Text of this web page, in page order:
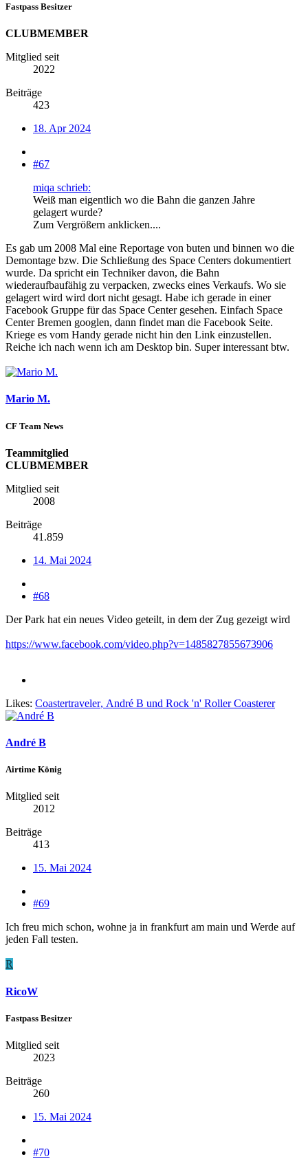
Fastpass Besitzer
CLUBMEMBER
Mitglied seit
2022
Beiträge
423
18. Apr 2024
#67
miqa schrieb:
Weiß man eigentlich wo die Bahn die ganzen Jahre
gelagert wurde?
Zum Vergrößern anklicken....
Es gab um 2008 Mal eine Reportage von buten und binnen wo die
Demontage bzw. Die Schließung des Space Centers dokumentiert
wurde. Da spricht ein Techniker davon, die Bahn
wiederaufbaufähig zu verpacken, zwecks eines Verkaufs. Wo sie
gelagert wird wird dort nicht gesagt. Habe ich gerade in einer
Facebook Gruppe für das Space Center gesehen. Einfach Space
Center Bremen googlen, dann findet man die Facebook Seite.
Kriege es vom Handy gerade nicht hin den Link einzustellen.
Reiche ich nach wenn ich am Desktop bin. Super interessant btw.
Mario M.
CF Team News
Teammitglied
CLUBMEMBER
Mitglied seit
2008
Beiträge
41.859
14. Mai 2024
#68
Der Park hat ein neues Video geteilt, in dem der Zug gezeigt wird
https://www.facebook.com/video.php?v=1485827855673906
Likes: Coastertraveler, André B und Rock 'n' Roller Coasterer
André B
Airtime König
Mitglied seit
2012
Beiträge
413
15. Mai 2024
#69
Ich freu mich schon, wohne ja in frankfurt am main und Werde auf
jeden Fall testen.
R
RicoW
Fastpass Besitzer
Mitglied seit
2023
Beiträge
260
15. Mai 2024
#70